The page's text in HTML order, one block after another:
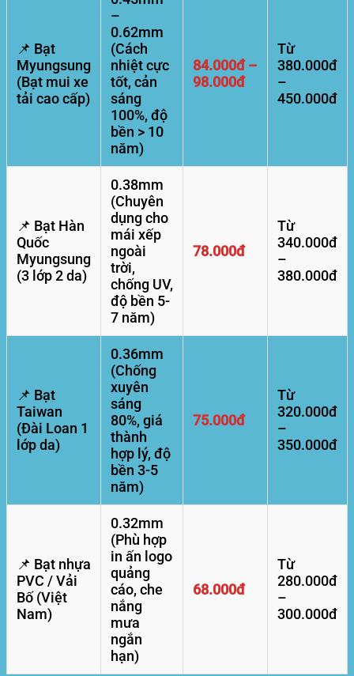
📌 Bạt
Myungsung
(Bạt mui xe
tải cao cấp)
–
0.62mm
(Cách
nhiệt cực
tốt, cản
sáng
100%, độ
bền > 10
năm)
84.000đ –
98.000đ
Từ
380.000đ
–
450.000đ
📌 Bạt Hàn
Quốc
Myungsung
(3 lớp 2 da)
0.38mm
(Chuyên
dụng cho
mái xếp
ngoài
trời,
chống UV,
độ bền 5-
7 năm)
78.000đ
Từ
340.000đ
–
380.000đ
📌 Bạt
Taiwan
(Đài Loan 1
lớp da)
0.36mm
(Chống
xuyên
sáng
80%, giá
thành
hợp lý, độ
bền 3-5
năm)
75.000đ
Từ
320.000đ
–
350.000đ
📌 Bạt nhựa
PVC / Vải
Bố (Việt
Nam)
0.32mm
(Phù hợp
in ấn logo
quảng
cáo, che
nắng
mưa
ngắn
hạn)
68.000đ
Từ
280.000đ
–
300.000đ